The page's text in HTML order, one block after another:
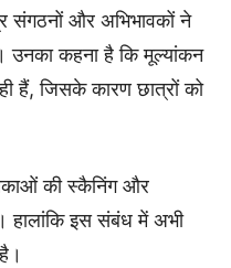
संगठनों और अभिभावकों ने
उनका कहना है कि मूल्यांकन
हैं, जिसके कारण छात्रों को
की स्कैनिंग और
हालांकि इस संबंध में अभी